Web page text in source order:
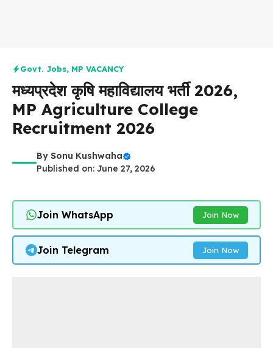
Govt. Jobs, MP VACANCY
मध्यप्रदेश कृषि महाविद्यालय भर्ती 2026,
MP Agriculture College
Recruitment 2026
By Sonu Kushwaha
Published on: June 27, 2026
Join WhatsApp Join Now
Join Telegram Join Now